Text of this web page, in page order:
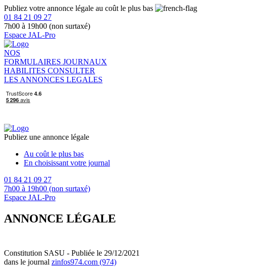
Publiez votre annonce légale au coût le plus bas
01 84 21 09 27
7h00 à 19h00 (non surtaxé)
Espace JAL-Pro
NOS
FORMULAIRES JOURNAUX
HABILITES CONSULTER
LES ANNONCES LEGALES
Publiez une annonce légale
Au coût le plus bas
En choisissant votre journal
01 84 21 09 27
7h00 à 19h00 (non surtaxé)
Espace JAL-Pro
ANNONCE LÉGALE
Constitution SASU - Publiée le 29/12/2021
dans le journal zinfos974.com (974)